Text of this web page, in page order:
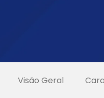
Visão Geral